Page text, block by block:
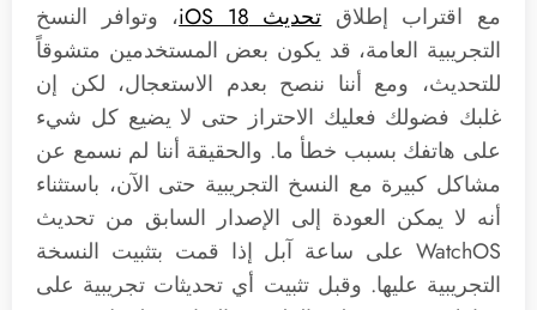
مع اقتراب إطلاق تحديث iOS 18
، وتوافر النسخ
التجريبية العامة، قد يكون بعض المستخدمين متشوقاً
للتحديث، ومع أننا ننصح بعدم الاستعجال، لكن إن
غلبك فضولك فعليك الاحتراز حتى لا يضيع كل شيء
على هاتفك بسبب خطأ ما. والحقيقة أننا لم نسمع عن
مشاكل كبيرة مع النسخ التجريبية حتى الآن، باستثناء
أنه لا يمكن العودة إلى الإصدار السابق من تحديث
WatchOS على ساعة آبل إذا قمت بتثبيت النسخة
التجريبية عليها. وقبل تثبيت أي تحديثات تجريبية على